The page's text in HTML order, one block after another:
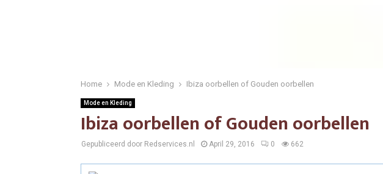
Home Mode en Kleding Ibiza oorbellen of Gouden oorbellen
Mode en Kleding
Ibiza oorbellen of Gouden oorbellen
Gepubliceerd door Redservices.nl April 29, 2016 0 662